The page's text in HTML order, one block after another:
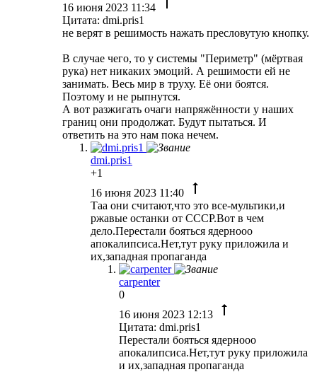
16 июня 2023 11:34
Цитата: dmi.pris1
не верят в решимость нажать пресловутую кнопку.
В случае чего, то у системы "Периметр" (мёртвая
рука) нет никаких эмоций. А решимости ей не
занимать. Весь мир в труху. Её они боятся.
Поэтому и не рыпнутся.
А вот разжигать очаги напряжённости у наших
границ они продолжат. Будут пытаться. И
ответить на это нам пока нечем.
dmi.pris1
+1
16 июня 2023 11:40
Таа они считают,что это все-мультики,и
ржавые останки от СССР.Вот в чем
дело.Перестали бояться ядернооо
апокалипсиса.Нет,тут руку приложила и
их,западная пропаганда
carpenter
0
16 июня 2023 12:13
Цитата: dmi.pris1
Перестали бояться ядернооо
апокалипсиса.Нет,тут руку приложила
и их,западная пропаганда